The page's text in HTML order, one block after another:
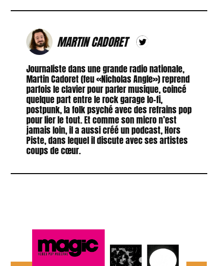
MARTIN CADORET
Journaliste dans une grande radio nationale,
Martin Cadoret (feu «Nicholas Angle») reprend
parfois le clavier pour parler musique, coincé
quelque part entre le rock garage lo-fi,
postpunk, la folk psyché avec des refrains pop
pour lier le tout. Et comme son micro n’est
jamais loin, il a aussi créé un podcast, Hors
Piste, dans lequel il discute avec ses artistes
coups de cœur.